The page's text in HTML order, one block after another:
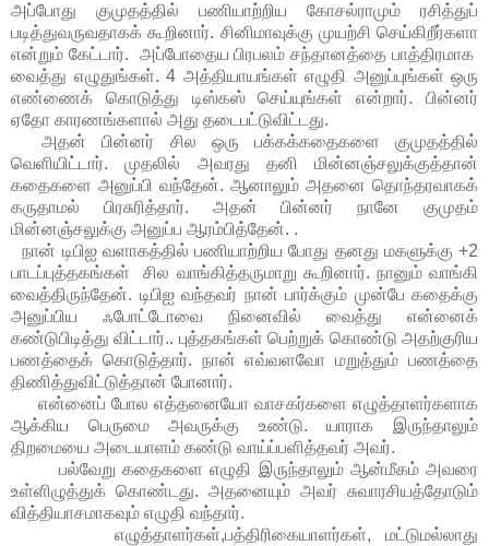
அப்போது குமுதத்தில் பணியாற்றிய கோசல்ராமும் ரசித்துப்
படித்துவருவதாகக் கூறினார். சினிமாவுக்கு முயற்சி செய்கிறீர்களா
என்றும் கேட்டார். அப்போதைய பிரபலம் சந்தானத்தை பாத்திரமாக
வைத்து எழுதுங்கள். 4 அத்தியாயங்கள் எழுதி அனுப்புங்கள் ஒரு
எண்ணைக் கொடுத்து டிஸ்கஸ் செய்யுங்கள் என்றார். பின்னர்
ஏதோ காரணங்களால் அது தடைபட்டுவிட்டது.
அதன் பின்னர் சில ஒரு பக்கக்கதைகளை குமுதத்தில்
வெளியிட்டார். முதலில் அவரது தனி மின்னஞ்சலுக்குத்தான்
கதைகளை அனுப்பி வந்தேன். ஆனாலும் அதனை தொந்தரவாகக்
கருதாமல் பிரசுரித்தார். அதன் பின்னர் நானே குமுதம்
மின்னஞ்சலுக்கு அனுப்ப ஆரம்பித்தேன். .
நான் டிபிஐ வளாகத்தில் பணியாற்றிய போது தனது மகளுக்கு +2
பாடப்புத்தகங்கள் சில வாங்கித்தருமாறு கூறினார். நானும் வாங்கி
வைத்திருந்தேன். டிபிஐ வந்தவர் நான் பார்க்கும் முன்பே கதைக்கு
அனுப்பிய ஃபோட்டோவை நினைவில் வைத்து என்னைக்
கண்டுபிடித்து விட்டார்.. புத்தகங்கள் பெற்றுக் கொண்டு அதற்குரிய
பணத்தைக் கொடுத்தார். நான் எவ்வளவோ மறுத்தும் பணத்தை
திணித்துவிட்டுத்தான் போனார்.
என்னைப் போல எத்தனையோ வாசகர்களை எழுத்தாளர்களாக
ஆக்கிய பெருமை அவருக்கு உண்டு. யாராக இருந்தாலும்
திறமையை அடையாளம் கண்டு வாய்ப்பளித்தவர் அவர்.
பல்வேறு கதைகளை எழுதி இருந்தாலும் ஆன்மீகம் அவரை
உள்ளிழுத்துக் கொண்டது. அதனையும் அவர் சுவாரசியத்தோடும்
வித்தியாசமாகவும் எழுதி வந்தார்.
எழுத்தாளர்கள்,பத்திரிகையாளர்கள், மட்டுமல்லாது